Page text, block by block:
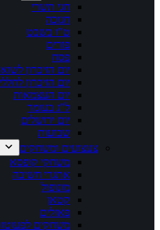
חגי תשרי
חנוכה
ט"ו בשבט
פורים
פסח
יום הזיכרון
יום הזיכרון
יום העצמאות
ל"ג בעומר
יום ירושלים
שבועות
צעצועים ומשחקים
משחקי קופסא
אתגרי חשיבה
מונופול
קטאן
פאזלים
משחקים